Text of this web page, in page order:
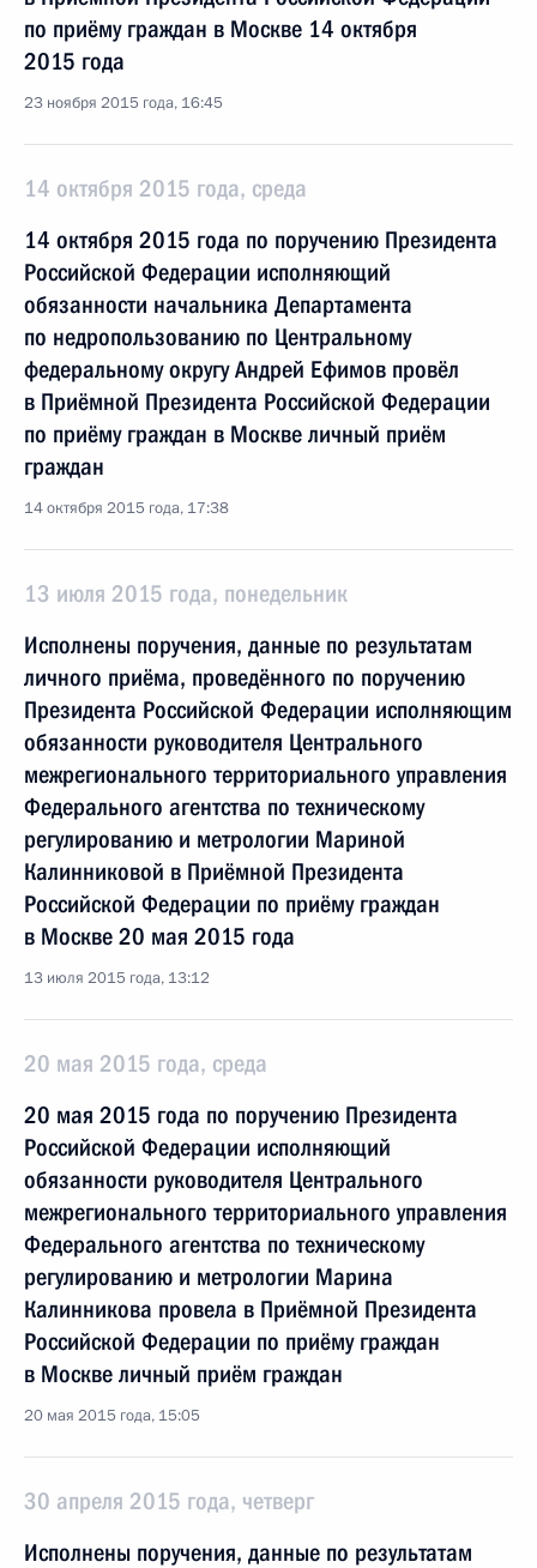
по приёму граждан в Москве 14 октября
2015 года
23 ноября 2015 года, 16:45
14 октября 2015 года, среда
14 октября 2015 года по поручению Президента
Российской Федерации исполняющий
обязанности начальника Департамента
по недропользованию по Центральному
федеральному округу Андрей Ефимов провёл
в Приёмной Президента Российской Федерации
по приёму граждан в Москве личный приём
граждан
14 октября 2015 года, 17:38
13 июля 2015 года, понедельник
Исполнены поручения, данные по результатам
личного приёма, проведённого по поручению
Президента Российской Федерации исполняющим
обязанности руководителя Центрального
межрегионального территориального управления
Федерального агентства по техническому
регулированию и метрологии Мариной
Калинниковой в Приёмной Президента
Российской Федерации по приёму граждан
в Москве 20 мая 2015 года
13 июля 2015 года, 13:12
20 мая 2015 года, среда
20 мая 2015 года по поручению Президента
Российской Федерации исполняющий
обязанности руководителя Центрального
межрегионального территориального управления
Федерального агентства по техническому
регулированию и метрологии Марина
Калинникова провела в Приёмной Президента
Российской Федерации по приёму граждан
в Москве личный приём граждан
20 мая 2015 года, 15:05
30 апреля 2015 года, четверг
Исполнены поручения, данные по результатам